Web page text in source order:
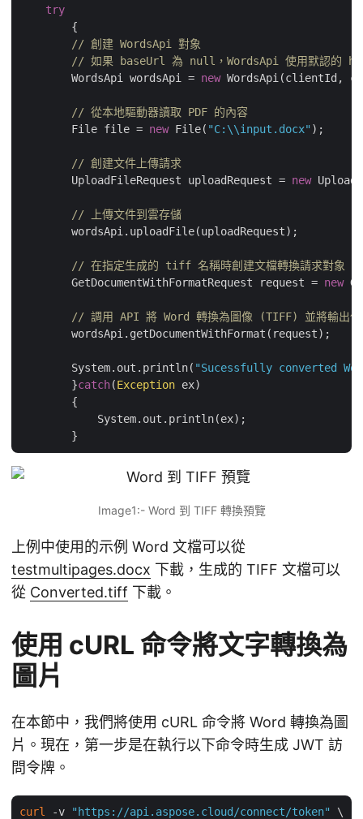
try
// 創建 WordsApi 對象
// 如果 baseUrl 為 null，WordsApi 使用默認的
        WordsApi wordsApi =
new WordsApi(clientId,
// 從本地驅動器讀取 PDF 的內容
        File file =
new File( "C:\\input.docx" );
// 創建文件上傳請求
        UploadFileRequest uploadRequest =
new
// 上傳文件到雲存儲
        wordsApi.uploadFile(uploadRequest);
// 在指定生成的 tiff 名稱時創建文檔轉換請求對象
        GetDocumentWithFormatRequest request =
new
// 調用 API 將 Word 轉換為圖像 (TIFF) 並將輸出保
        wordsApi.getDocumentWithFormat(request);
        System.out.println(
"Sucessfully converted
	}
catch(Exception ex)
Image1:- Word 到 TIFF 轉換預覽
上例中使用的示例 Word 文檔可以從
testmultipages.docx 下載，生成的 TIFF 文檔可以
從 Converted.tiff 下載。
使用 cURL 命令將文字轉換為
圖片
在本節中，我們將使用 cURL 命令將 Word 轉換為圖
片。現在，第一步是在執行以下命令時生成 JWT 訪
問令牌。
curl -v "https://api.aspose.cloud/connect/token"
\